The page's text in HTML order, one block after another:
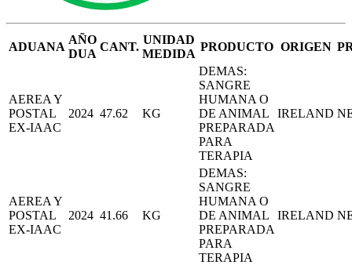
ADUANA
AÑO
DUA
CANT.
UNIDAD
MEDIDA
PRODUCTO ORIGEN
AEREA Y
POSTAL
EX-IAAC
2024 47.62 KG
DEMAS:
SANGRE
HUMANA O
DE ANIMAL
PREPARADA
PARA
TERAPIA
IRELAND
AEREA Y
POSTAL
EX-IAAC
2024 41.66 KG
DEMAS:
SANGRE
HUMANA O
DE ANIMAL
PREPARADA
PARA
TERAPIA
IRELAND